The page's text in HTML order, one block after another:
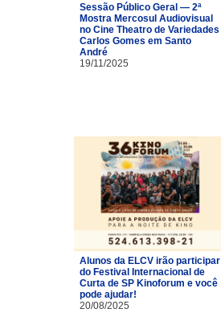
Sessão Público Geral — 2ª
Mostra Mercosul Audiovisual
no Cine Theatro de Variedades
Carlos Gomes em Santo
André
19/11/2025
Alunos da ELCV irão participar
do Festival Internacional de
Curta de SP Kinoforum e você
pode ajudar!
20/08/2025